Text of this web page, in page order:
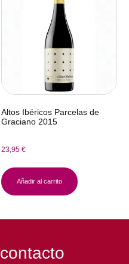
Altos Ibéricos Parcelas de
Graciano 2015
23,95 €
Añadir al carrito